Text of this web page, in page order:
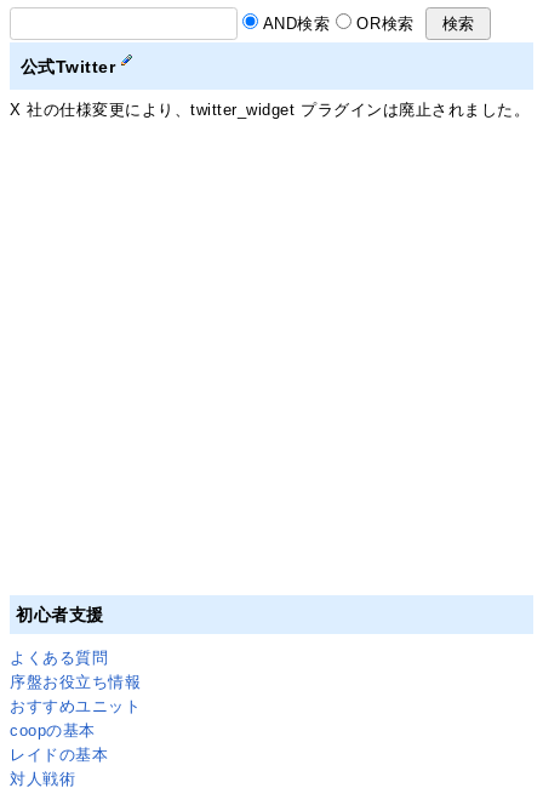
AND検索 OR検索
公式Twitter
X 社の仕様変更により、twitter_widget プラグインは廃止されました。
初心者支援
よくある質問
序盤お役立ち情報
おすすめユニット
coopの基本
レイドの基本
対人戦術